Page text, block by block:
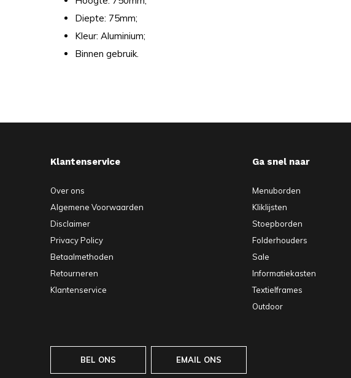
Diepte: 75mm;
Kleur: Aluminium;
Binnen gebruik.
Klantenservice
Over ons
Algemene Voorwaarden
Disclaimer
Privacy Policy
Betaalmethoden
Retourneren
Klantenservice
Ga snel naar
Menuborden
Kliklijsten
Stoepborden
Folderhouders
Sale
Informatiekasten
Textielframes
Outdoor
BEL ONS EMAIL ONS